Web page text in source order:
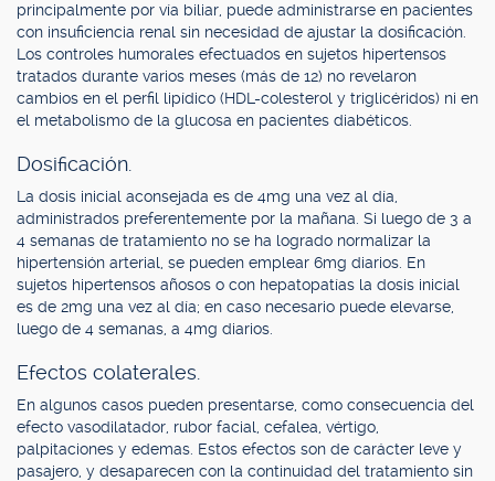
principalmente por vía biliar, puede administrarse en pacientes
con insuficiencia renal sin necesidad de ajustar la dosificación.
Los controles humorales efectuados en sujetos hipertensos
tratados durante varios meses (más de 12) no revelaron
cambios en el perfil lipídico (HDL-colesterol y triglicéridos) ni en
el metabolismo de la glucosa en pacientes diabéticos.
Dosificación.
La dosis inicial aconsejada es de 4mg una vez al día,
administrados preferentemente por la mañana. Si luego de 3 a
4 semanas de tratamiento no se ha logrado normalizar la
hipertensión arterial, se pueden emplear 6mg diarios. En
sujetos hipertensos añosos o con hepatopatías la dosis inicial
es de 2mg una vez al día; en caso necesario puede elevarse,
luego de 4 semanas, a 4mg diarios.
Efectos colaterales.
En algunos casos pueden presentarse, como consecuencia del
efecto vasodilatador, rubor facial, cefalea, vértigo,
palpitaciones y edemas. Estos efectos son de carácter leve y
pasajero, y desaparecen con la continuidad del tratamiento sin